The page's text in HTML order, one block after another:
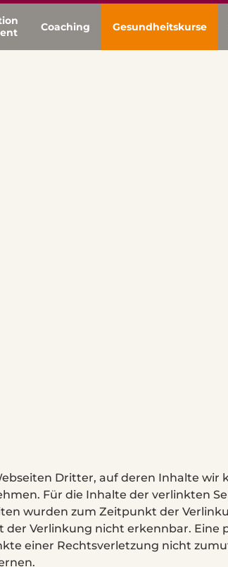
Coaching Gesundheitskurse
Dritter, auf deren Inhalte wir
Für die Inhalte der verlinkten
wurden zum Zeitpunkt der
Verlinkung nicht erkennbar.
einer Rechtsverletzung nicht